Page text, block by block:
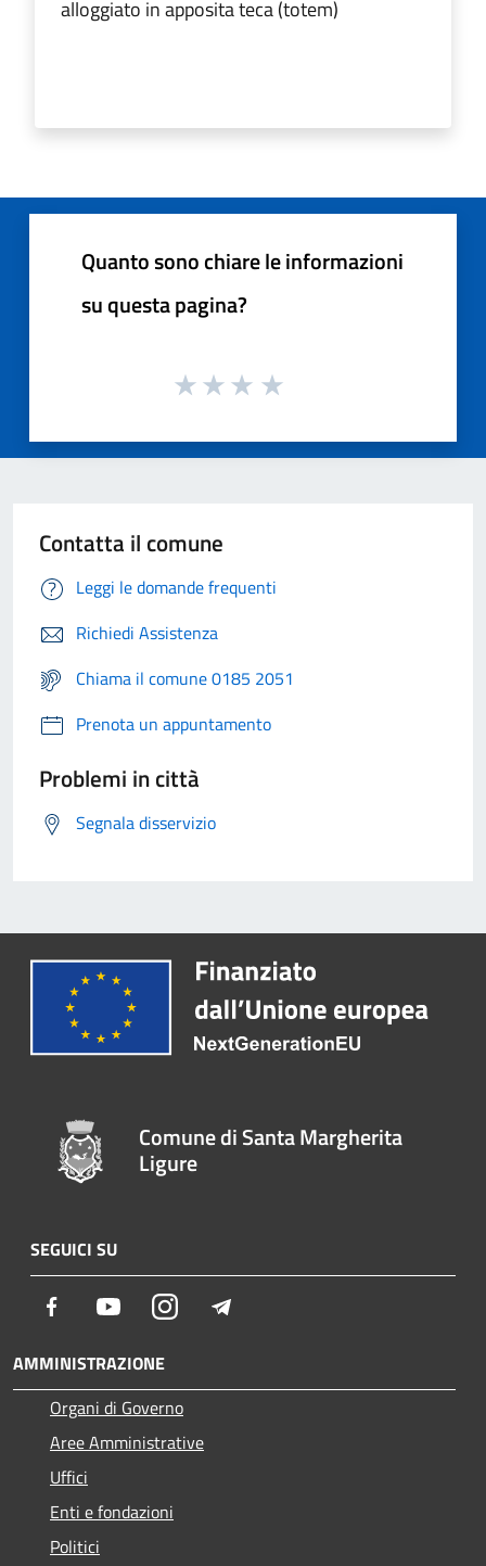
alloggiato in apposita teca (totem)
Quanto sono chiare le informazioni
su questa pagina?
Contatta il comune
Leggi le domande frequenti
Richiedi Assistenza
Chiama il comune 0185 2051
Prenota un appuntamento
Problemi in città
Segnala disservizio
Comune di Santa Margherita
Ligure
SEGUICI SU
Facebook YoutubeInstagram
AMMINISTRAZIONE
Organi di Governo
Aree Amministrative
Uffici
Enti e fondazioni
Politici